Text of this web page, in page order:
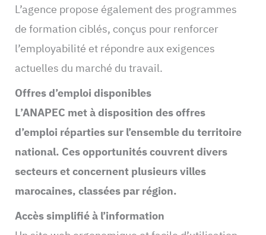
L’agence propose également des programmes
de formation ciblés, conçus pour renforcer
l’employabilité et répondre aux exigences
actuelles du marché du travail.
Offres d’emploi disponibles
L’ANAPEC met à disposition des offres
d’emploi réparties sur l’ensemble du territoire
national. Ces opportunités couvrent divers
secteurs et concernent plusieurs villes
marocaines, classées par région.
Accès simplifié à l’information